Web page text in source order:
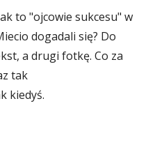
to "ojcowie sukcesu" w
dogadali się? Do
a drugi fotkę. Co za
tak
kiedyś.